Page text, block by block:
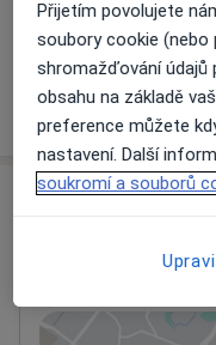
+ 21 služby
Jak fungují ceny?
Adresa
PRIMED
Přijetím povolujete
soubory cookie (nebo
shromažďování
obsahu na základě
preference můžete
nastavení. Další
soukromí a souborů